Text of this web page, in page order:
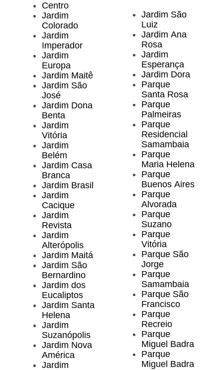
Centro
Jardim
Colorado
Jardim
Imperador
Jardim
Europa
Jardim Maitê
Jardim São
José
Jardim Dona
Benta
Jardim
Vitória
Jardim
Belém
Jardim Casa
Branca
Jardim Brasil
Jardim
Cacique
Jardim
Revista
Jardim
Alterópolis
Jardim Maitá
Jardim São
Bernardino
Jardim dos
Eucaliptos
Jardim Santa
Helena
Jardim
Suzanópolis
Jardim Nova
América
Jardim
Jardim São
Luiz
Jardim Ana
Rosa
Jardim
Esperança
Jardim Dora
Parque
Santa Rosa
Parque
Palmeiras
Parque
Residencial
Samambaia
Parque
Maria Helena
Parque
Buenos Aires
Parque
Alvorada
Parque
Suzano
Parque
Vitória
Parque São
Jorge
Parque
Samambaia
Parque São
Francisco
Parque
Recreio
Parque
Miguel Badra
Parque
Miguel Badra